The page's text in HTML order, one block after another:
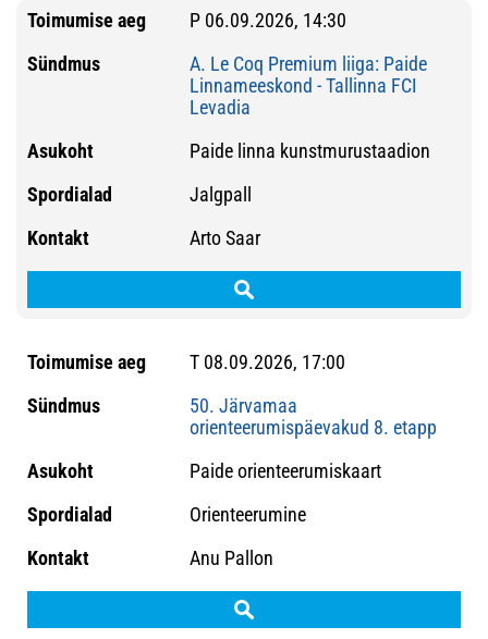
P 06.09.2026, 14:30
A. Le Coq Premium liiga: Paide
Linnameeskond - Tallinna FCI
Levadia
Paide linna kunstmurustaadion
Jalgpall
Arto Saar
T 08.09.2026, 17:00
50. Järvamaa
orienteerumispäevakud 8. etapp
Paide orienteerumiskaart
Orienteerumine
Anu Pallon